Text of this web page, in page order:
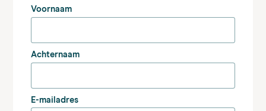
Voornaam
Achternaam
E-mailadres